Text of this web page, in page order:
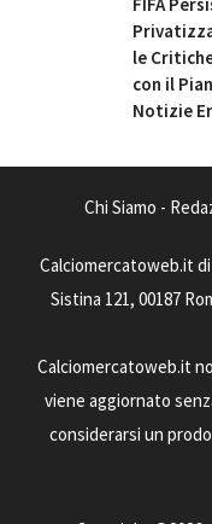
le
con il
Notizie
Chi Siamo -
Calciomercatoweb.it di
Sistina 121, 00187
Calciomercatoweb.it
viene aggiornato
considerarsi un